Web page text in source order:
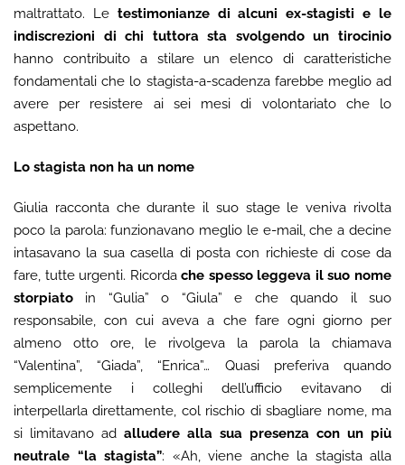
maltrattato. Le testimonianze di alcuni ex-stagisti e le
indiscrezioni di chi tuttora sta svolgendo un tirocinio
hanno contribuito a stilare un elenco di caratteristiche
fondamentali che lo stagista-a-scadenza farebbe meglio ad
avere per resistere ai sei mesi di volontariato che lo
aspettano.
Lo stagista non ha un nome
Giulia racconta che durante il suo stage le veniva rivolta
poco la parola: funzionavano meglio le e-mail, che a decine
intasavano la sua casella di posta con richieste di cose da
fare, tutte urgenti. Ricordache spesso leggeva il suo nome
storpiato in “Gulia” o “Giula” e che quando il suo
responsabile, con cui aveva a che fare ogni giorno per
almeno otto ore, le rivolgeva la parola la chiamava
“Valentina”, “Giada”, “Enrica”… Quasi preferiva quando
semplicemente i colleghi dell’ufficio evitavano di
interpellarla direttamente, col rischio di sbagliare nome, ma
si limitavano ad alludere alla sua presenza con un più
neutrale “la stagista”: «Ah, viene anche la stagista alla